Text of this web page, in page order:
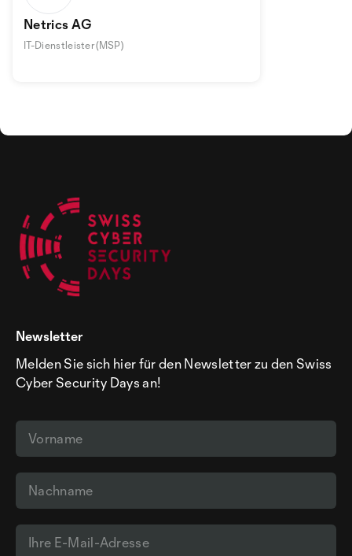
Netrics AG
IT-Dienstleister (MSP)
Newsletter
Melden Sie sich hier für den Newsletter zu den Swiss
Cyber Security Days an!